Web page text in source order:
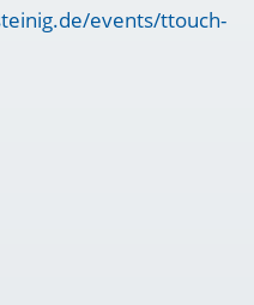
events/ttouch-